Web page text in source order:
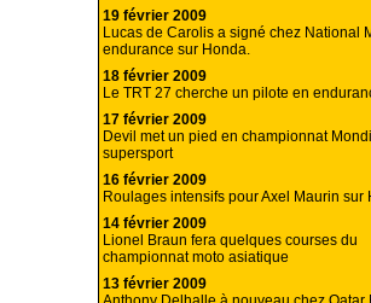
19 février 2009
Lucas de Carolis a signé chez National
endurance sur Honda.
18 février 2009
Le TRT 27 cherche un pilote en
17 février 2009
Devil met un pied en championnat
supersport
16 février 2009
Roulages intensifs pour Axel Maurin sur
14 février 2009
Lionel Braun fera quelques courses du
championnat moto asiatique
13 février 2009